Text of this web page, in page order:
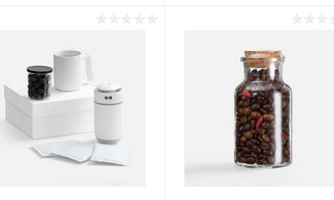
Купить в 1 клик
В избранное Под заказ
Купить в 1 клик
В избранное Под заказ